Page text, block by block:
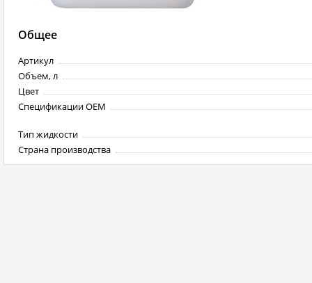
Общее
Артикул
Объем, л
Цвет
Спецификации OEM
Тип жидкости
Страна производства